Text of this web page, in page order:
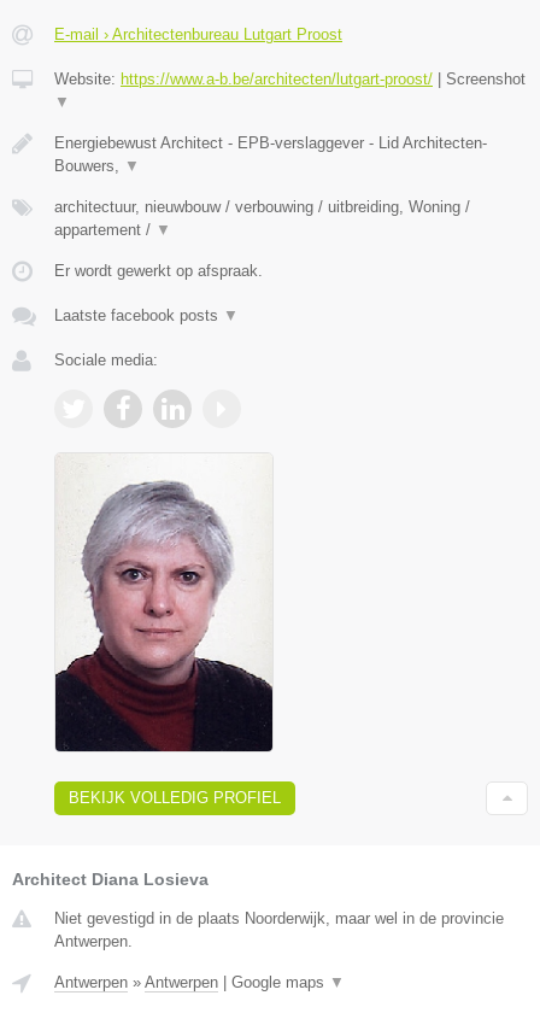
E-mail › Architectenbureau Lutgart Proost
Website: https://www.a-b.be/architecten/lutgart-proost/
Screenshot
▼
Energiebewust Architect - EPB-verslaggever - Lid Architecten-
Bouwers,
▼
architectuur, nieuwbouw / verbouwing / uitbreiding, Woning /
appartement / ▼
Er wordt gewerkt op afspraak.
Laatste facebook posts ▼
Sociale media:
BEKIJK VOLLEDIG PROFIEL
Architect Diana Losieva
Niet gevestigd in de plaats Noorderwijk, maar wel in de provincie
Antwerpen.
Antwerpen » Antwerpen Google maps ▼